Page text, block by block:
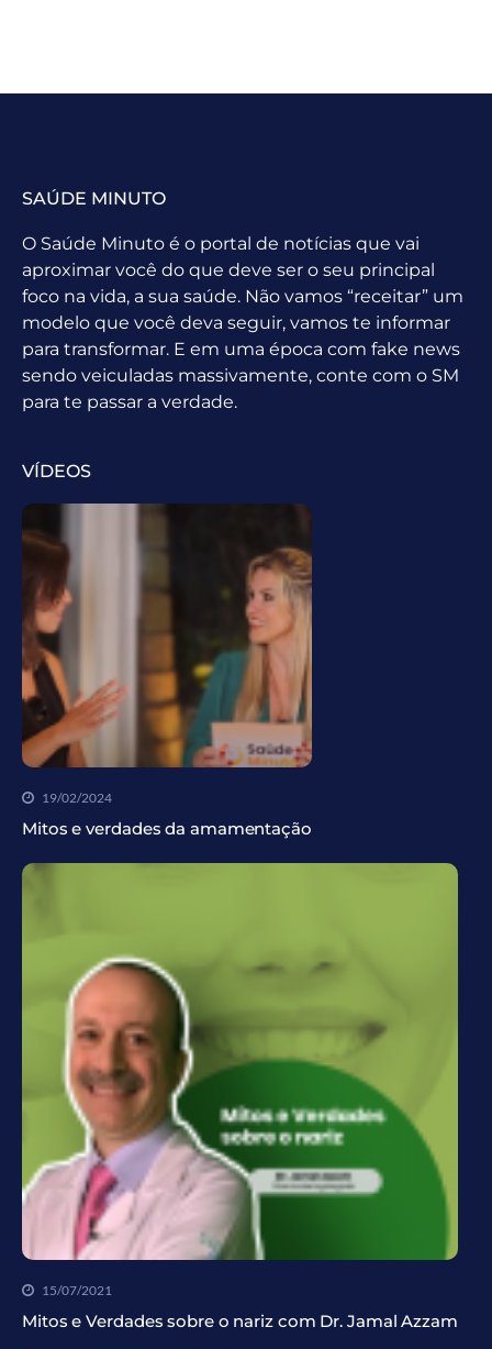
SAÚDE MINUTO
O Saúde Minuto é o portal de notícias que vai
aproximar você do que deve ser o seu principal
foco na vida, a sua saúde. Não vamos “receitar” um
modelo que você deva seguir, vamos te informar
para transformar. E em uma época com fake news
sendo veiculadas massivamente, conte com o SM
para te passar a verdade.
VÍDEOS
19/02/2024
Mitos e verdades da amamentação
15/07/2021
Mitos e Verdades sobre o nariz com Dr. Jamal Azzam